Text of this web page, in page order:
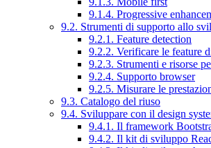
9.1.4. Progressive
9.2. Strumenti di supporto allo
9.2.1. Feature detection
9.2.2. Verificare le feature
9.2.3. Strumenti e risorse
9.2.4. Supporto browser
9.2.5. Misurare le
9.3. Catalogo del riuso
9.4. Sviluppare con il design
9.4.1. Il framework
9.4.2. Il kit di sviluppo